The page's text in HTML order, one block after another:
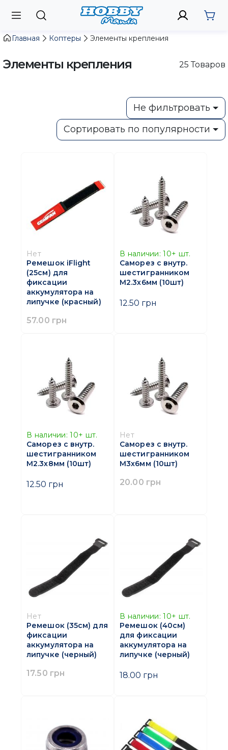
Главная Коптеры Элементы крепления
Элементы крепления 25 Товаров
Не фильтровать
Сортировать по популярности
Нет
Ремешок iFlight
(25см) для
фиксации
аккумулятора на
липучке (красный)
57.00 грн
В наличии: 10+ шт.
Саморез с внутр.
шестигранником
M2.3х6мм (10шт)
12.50 грн
В наличии: 10+ шт.
Саморез с внутр.
шестигранником
M2.3х8мм (10шт)
12.50 грн
Нет
Саморез с внутр.
шестигранником
M3х6мм (10шт)
20.00 грн
Нет
Ремешок (35см) для
фиксации
аккумулятора на
липучке (черный)
17.50 грн
В наличии: 10+ шт.
Ремешок (40см)
для фиксации
аккумулятора на
липучке (черный)
18.00 грн